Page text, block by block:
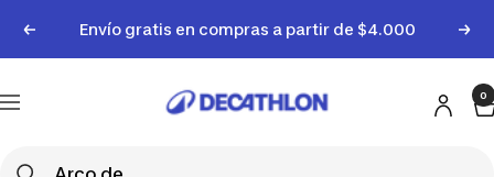
AnteriorEnvío gratis en compras a partir de $4.000
Navigación
Uruguay
0